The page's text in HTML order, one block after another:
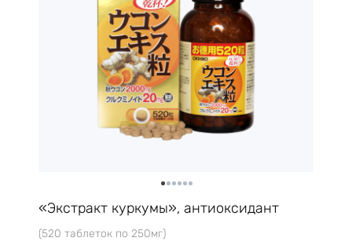
«Экстракт куркумы», антиоксидант
(520 таблеток по 250мг)